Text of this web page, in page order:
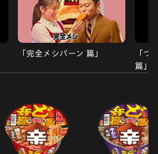
「完全メシパーン 篇」
「つ
篇」